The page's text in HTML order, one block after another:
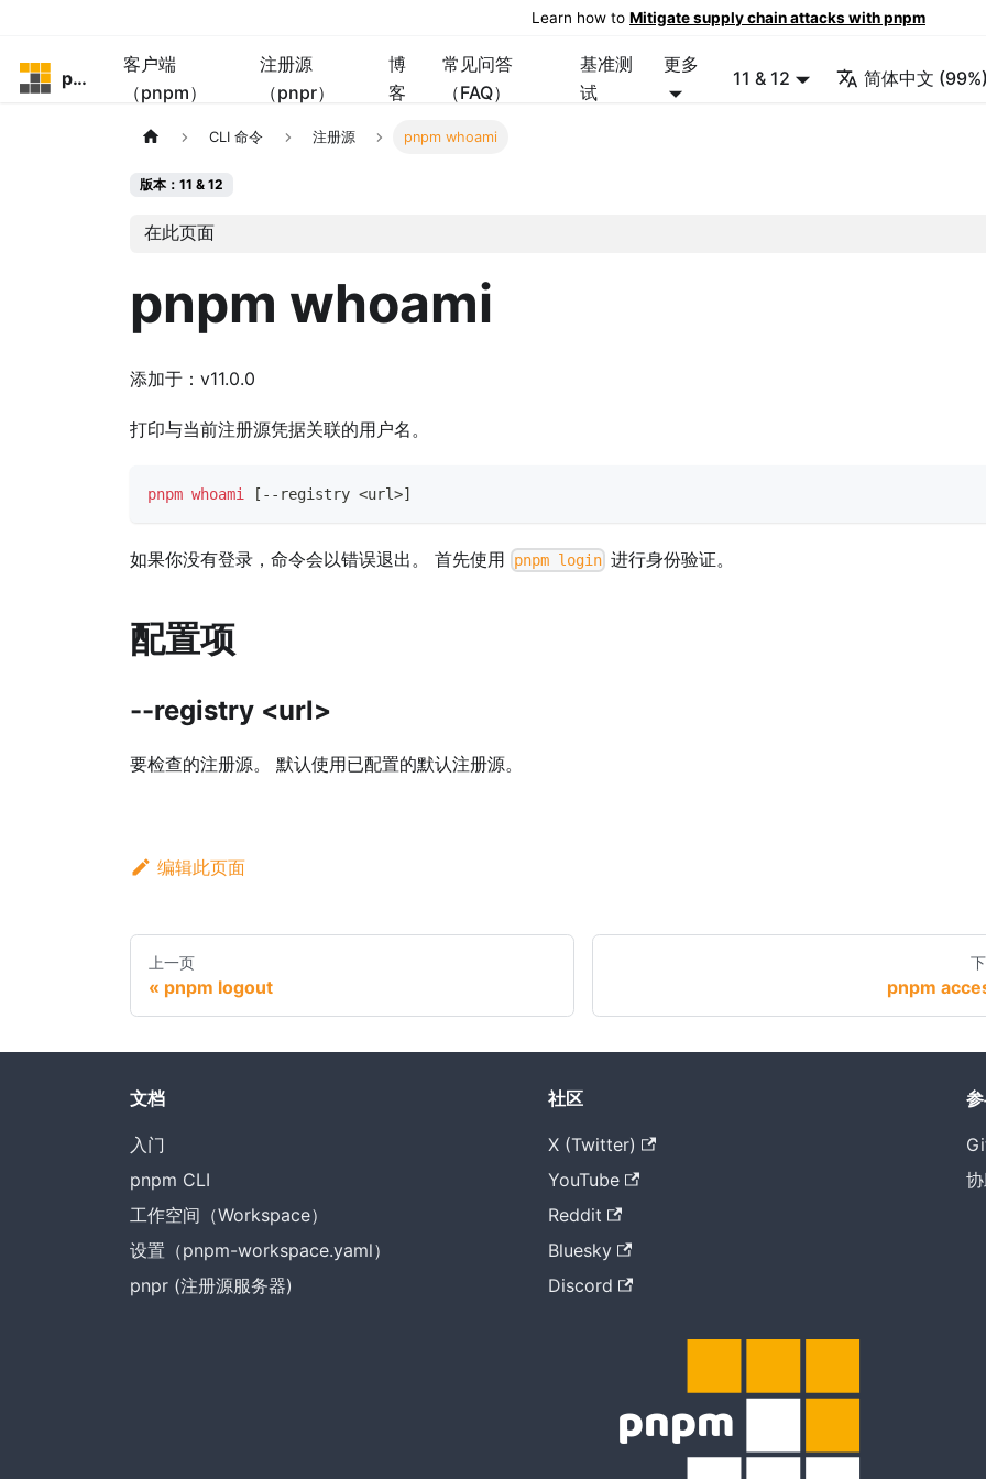
Learn how to Mitigate supply chain attacks with pnpm
pnpm
客户端
（pnpm）
注册源
（pnpr）
博
客
常见问答
（FAQ）
基准测
试
更多
11 & 12 简体中文
CLI 命令 注册源 pnpm whoami
版本：11 & 12
在此页面
pnpm whoami
添加于：v11.0.0
打印与当前注册源凭据关联的用户名。
pnpm whoami [ --registry <url>]
如果你没有登录，命令会以错误退出。 首先使用 pnpm login 进行身份验证。
配置项
--registry <url>
要检查的注册源。 默认使用已配置的默认注册源。
编辑此页面
上一页
pnpm logout pnpm
文档
入门
pnpm CLI
工作空间（Workspace）
设置（pnpm-workspace.yaml）
pnpr (注册源服务器)
社区
X (Twitter)
YouTube
Reddit
Bluesky
Discord